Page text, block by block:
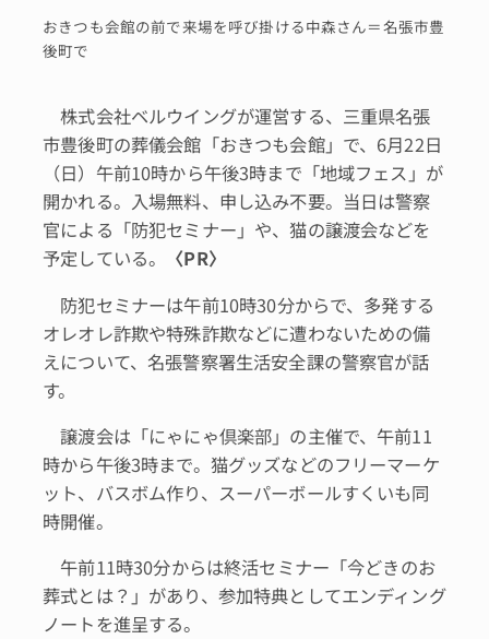
おきつも会館の前で来場を呼び掛ける中森さん＝名張市豊
後町で
株式会社ベルウイングが運営する、三重県名張
市豊後町の葬儀会館「おきつも会館」で、6月22日
（日）午前10時から午後3時まで「地域フェス」が
開かれる。入場無料、申し込み不要。当日は警察
官による「防犯セミナー」や、猫の譲渡会などを
予定している。
〈PR〉
防犯セミナーは午前10時30分からで、多発する
オレオレ詐欺や特殊詐欺などに遭わないための備
えについて、名張警察署生活安全課の警察官が話
す。
譲渡会は「にゃにゃ倶楽部」の主催で、午前11
時から午後3時まで。猫グッズなどのフリーマーケ
ット、バスボム作り、スーパーボールすくいも同
時開催。
午前11時30分からは終活セミナー「今どきのお
葬式とは？」があり、参加特典としてエンディング
ノートを進呈する。